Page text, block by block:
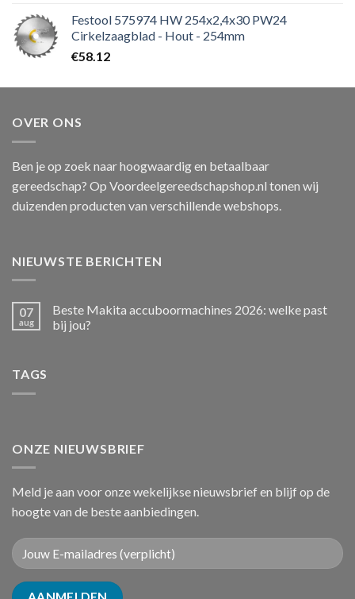
Festool 575974 HW 254x2,4x30 PW24
Cirkelzaagblad - Hout - 254mm
€58.12
OVER ONS
Ben je op zoek naar hoogwaardig en betaalbaar
gereedschap? Op Voordeelgereedschapshop.nl tonen wij
duizenden producten van verschillende webshops.
NIEUWSTE BERICHTEN
07
aug
Beste Makita accuboormachines 2026: welke past
bij jou?
TAGS
ONZE NIEUWSBRIEF
Meld je aan voor onze wekelijkse nieuwsbrief en blijf op de
hoogte van de beste aanbiedingen.